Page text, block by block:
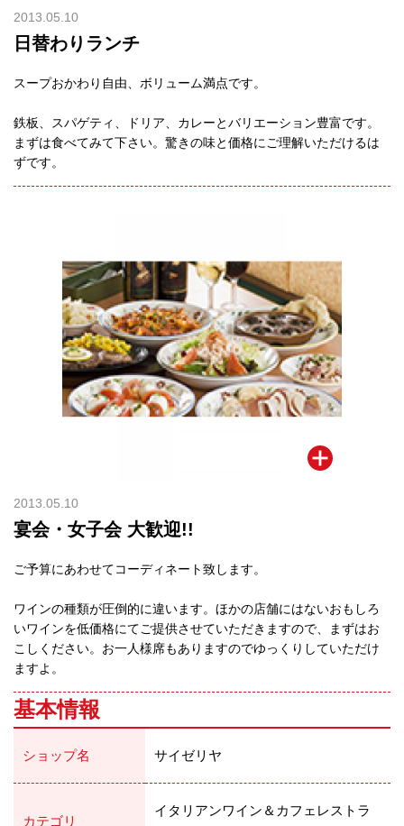
2013.05.10
日替わりランチ
スープおかわり自由、ボリューム満点です。
鉄板、スパゲティ、ドリア、カレーとバリエーション豊富です。
まずは食べてみて下さい。驚きの味と価格にご理解いただけるは
ずです。
2013.05.10
宴会・女子会 大歓迎!!
ご予算にあわせてコーディネート致します。
ワインの種類が圧倒的に違います。ほかの店舗にはないおもしろ
いワインを低価格にてご提供させていただきますので、まずはお
こしください。お一人様席もありますのでゆっくりしていただけ
ますよ。
基本情報
ショップ名 サイゼリヤ
カテゴリ
イタリアンワイン＆カフェレストラ